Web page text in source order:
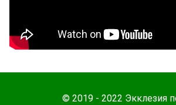
© 2019 - 2022 Экклезия